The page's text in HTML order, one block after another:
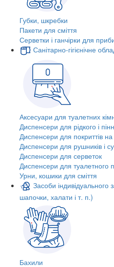
Губки, шкребки
Пакети для сміття
Серветки і ганчірки для
Санітарно-гігієнічне
Аксесуари для туалетних
Диспенсери для рідкого і
Диспенсери для покриттів на
Диспенсери для рушників і
Диспенсери для серветок
Диспенсери для туалетного
Урни, кошики для сміття
Засоби індивідуального
шапочки, халати і т. п.)
Бахили